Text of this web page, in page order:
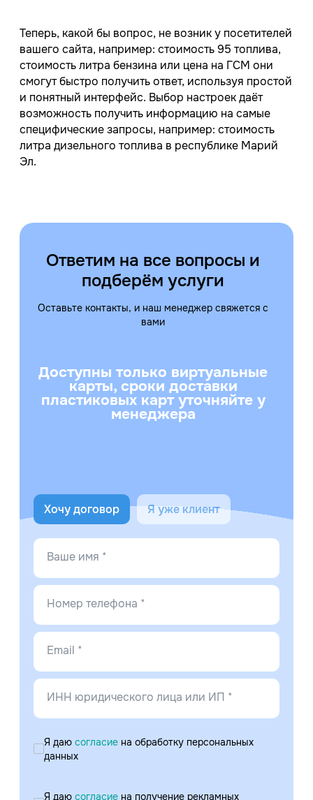
Теперь, какой бы вопрос, не возник у посетителей
вашего сайта, например: стоимость 95 топлива,
стоимость литра бензина или цена на ГСМ они
смогут быстро получить ответ, используя простой
и понятный интерфейс. Выбор настроек даёт
возможность получить информацию на самые
специфические запросы, например: стоимость
литра дизельного топлива в республике Марий
Эл.
Ответим на все вопросы и
подберём услуги
Оставьте контакты, и наш менеджер свяжется с
вами
Доступны только виртуальные
карты, сроки доставки
пластиковых карт уточняйте у
менеджера
Хочу договор Я уже клиент
Ваше имя *
Номер телефона *
Email *
ИНН юридического лица или ИП *
Я даю согласие на обработку персональных
данных
Я даю согласие на получение рекламных